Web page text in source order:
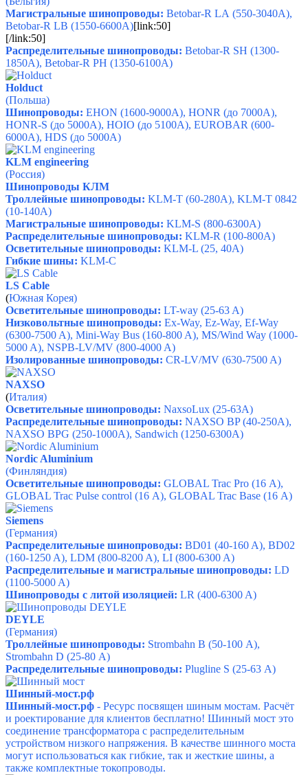
Магистральные шинопроводы: Betobar-R LA (550-3040A),
Betobar-R LB (1550-6600A)[link:50]
[/link:50]
Распределительные шинопроводы: Betobar-R SH (1300-
1850A), Betobar-R PH (1350-6100A)
Holduct
(Польша)
Шинопроводы: EHON (1600-9000А), HONR (до 7000А),
HONR-S (до 5000А), HOIO (до 5100А), EUROBAR (600-
6000A), HDS (до 5000А)
KLM engineering
(Россия)
Шинопроводы КЛМ
Троллейные шинопроводы: KLM-T (60-280A), KLM-T 0842
(10-140A)
Магистральные шинопроводы: KLM-S (800-6300A)
Распределительные шинопроводы: KLM-R (100-800A)
Осветительные шинопроводы: KLM-L (25, 40A)
Гибкие шины: KLM-C
LS Cable
(Южная Корея)
Осветительные шинопроводы: LT-way (25-63 A)
Низковольтные шинопроводы: Ex-Way, Ez-Way, Ef-Way
(6300-7500 A), Mini-Way Bus (160-800 A), MS/Wind Way (1000-
5000 A), NSPB-LV/MV (800-4000 A)
Изолированные шинопроводы: CR-LV/MV (630-7500 A)
NAXSO
(Италия)
Осветительные шинопроводы: NaxsoLux (25-63А)
Распределительные шинопроводы: NAXSO BP (40-250А),
NAXSO BPG (250-1000А), Sandwich (1250-6300А)
Nordic Aluminium
(Финляндия)
Осветительные шинопроводы: GLOBAL Trac Pro (16 А),
GLOBAL Trac Pulse control (16 А), GLOBAL Trac Base (16 А)
Siemens
(Германия)
Распределительные шинопроводы: BD01 (40-160 A), BD02
(160-1250 A), LDM (800-8200 A), LI (800-6300 A)
Распределительные и магистральные шинопроводы: LD
(1100-5000 A)
Шинопроводы с литой изоляцией: LR (400-6300 A)
DEYLE
(Германия)
Троллейные шинопроводы: Strombahn B (50-100 А),
Strombahn D (25-80 А)
Распределительные шинопроводы: Plugline S (25-63 А)
Шинный-мост.рф
Шинный-мост.рф - Ресурс посвящен шиным мостам. Расчёт
и роектирование для клиентов бесплатно! Шинный мост это
соединение трансформатора с распределительным
устройством низкого напряжения. В качестве шинного моста
могут использоваться как гибкие, так и жесткие шины, а
также комплектные токопроводы.